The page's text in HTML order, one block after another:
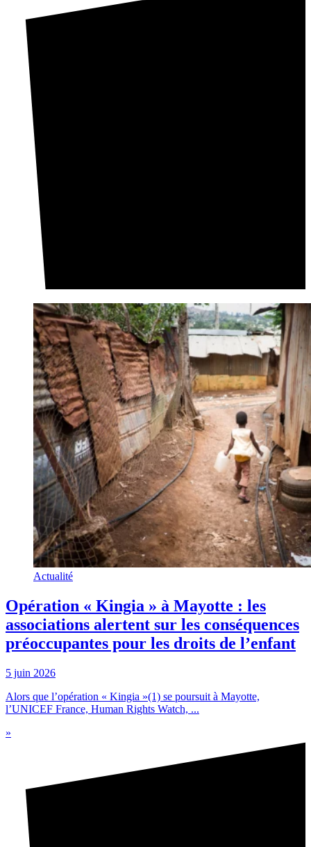
Actualité
Opération « Kingia » à Mayotte : les
associations alertent sur les conséquences
préoccupantes pour les droits de l’enfant
5 juin 2026
Alors que l’opération « Kingia »(1) se poursuit à Mayotte,
l’UNICEF France, Human Rights Watch, ...
»